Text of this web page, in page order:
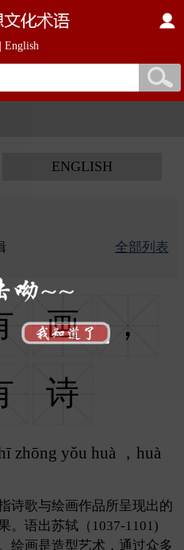
English
ENGLISH
全部列表
画
，
诗
zhōng yǒu huà ，huà
诗歌与绘画作品所呈现出的
。语出苏轼（1037-1101)
绘画是造型艺术，通过众多